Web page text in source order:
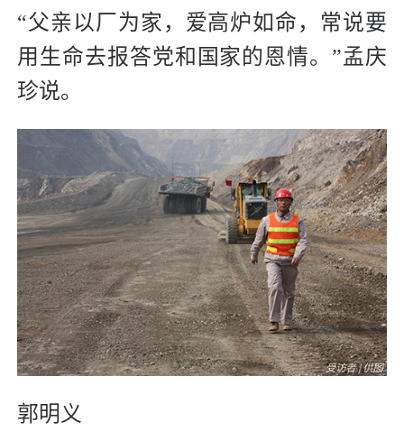
“父亲以厂为家，爱高炉如命，常说要
用生命去报答党和国家的恩情。”孟庆
珍说。
郭明义